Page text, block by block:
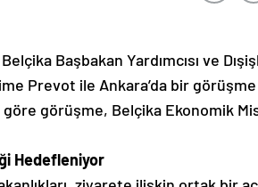
Başbakan Yardımcısı ve
Prevot ile Ankara’da bir
görüşme, Belçika Ekonomik
Hedefleniyor